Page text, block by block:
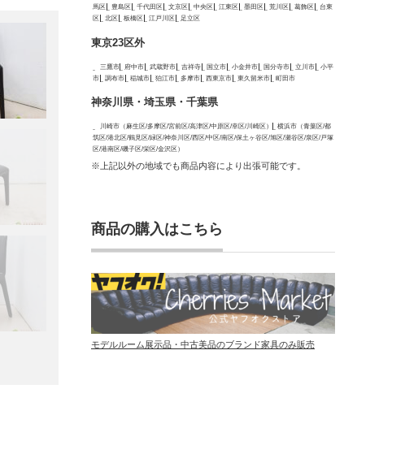
馬区
豊島区 千代田区 文京区 中央区 江東区 墨田区 荒川区 葛飾区
台東
区
北区 板橋区 江戸川区 足立区
東京23区外
三鷹市 府中市 武蔵野市 吉祥寺 国立市 小金井市 国分寺市 立川市
小平
市
調布市 稲城市 狛江市 多摩市 西東京市 東久留米市 町田市
神奈川県・埼玉県・千葉県
川崎市（麻生区/多摩区/宮前区/高津区/中原区/幸区/川崎区）
横浜市（青葉区/都
筑区/港北区/鶴見区/緑区/神奈川区/西区/中区/南区/保土ヶ谷区/旭区/瀬谷区/泉区/戸塚
区/港南区/磯子区/栄区/金沢区）
※上記以外の地域でも商品内容により出張可能です。
商品の購入はこちら
モデルルーム展示品・中古美品のブランド家具のみ販売